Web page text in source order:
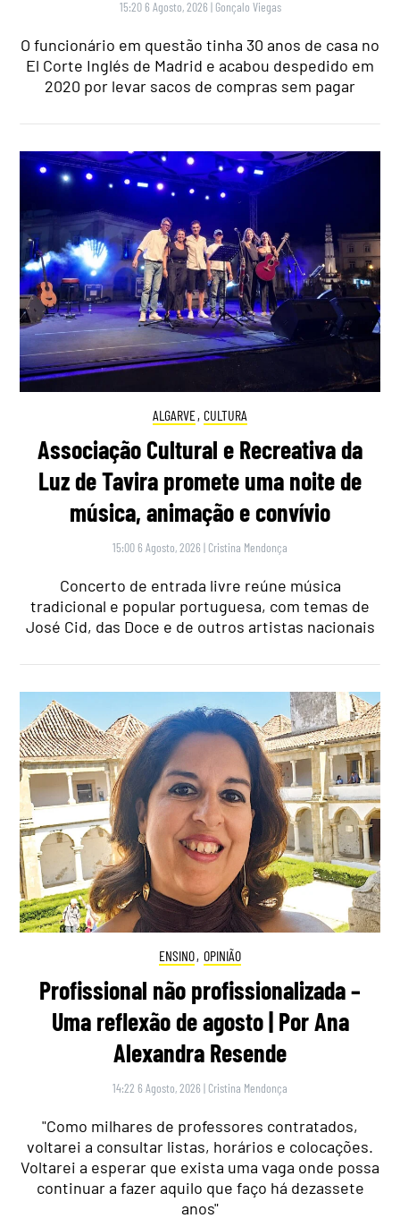
15:20 6 Agosto, 2026 | Gonçalo Viegas
O funcionário em questão tinha 30 anos de casa no
El Corte Inglés de Madrid e acabou despedido em
2020 por levar sacos de compras sem pagar
ALGARVE, CULTURA
Associação Cultural e Recreativa da
Luz de Tavira promete uma noite de
música, animação e convívio
15:00 6 Agosto, 2026 | Cristina Mendonça
Concerto de entrada livre reúne música
tradicional e popular portuguesa, com temas de
José Cid, das Doce e de outros artistas nacionais
ENSINO, OPINIÃO
Profissional não profissionalizada –
Uma reflexão de agosto | Por Ana
Alexandra Resende
14:22 6 Agosto, 2026 | Cristina Mendonça
"Como milhares de professores contratados,
voltarei a consultar listas, horários e colocações.
Voltarei a esperar que exista uma vaga onde possa
continuar a fazer aquilo que faço há dezassete
anos"